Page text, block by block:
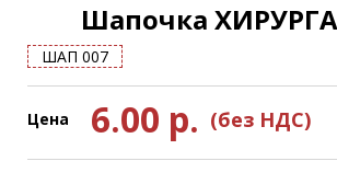
Шапочка
ШАП 007
Цена 6.00 р. (без НДС)